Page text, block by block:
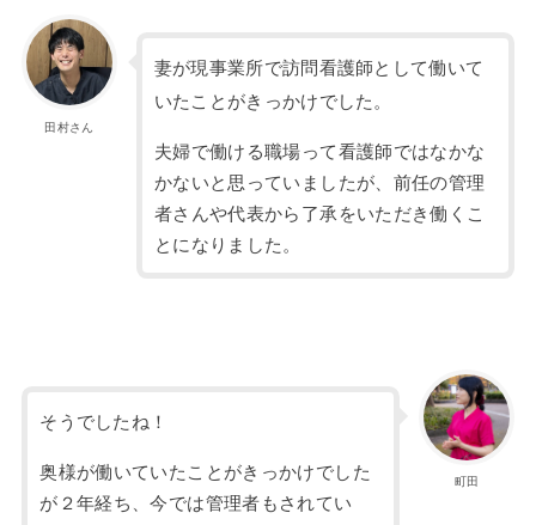
田村さん
妻が現事業所で訪問看護師として働いて
いたことがきっかけでした。
夫婦で働ける職場って看護師ではなかな
かないと思っていましたが、前任の管理
者さんや代表から了承をいただき働くこ
とになりました。
町田
そうでしたね！
奥様が働いていたことがきっかけでした
が２年経ち、今では管理者もされてい